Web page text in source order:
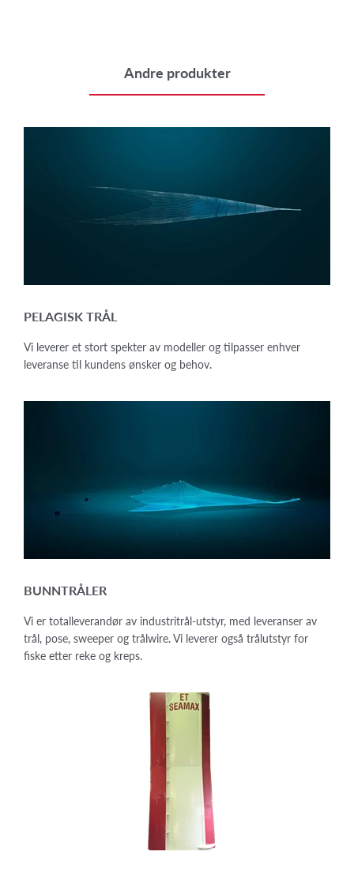
Andre produkter
PELAGISK TRÅL
Vi leverer et stort spekter av modeller og tilpasser enhver
leveranse til kundens ønsker og behov.
BUNNTRÅLER
Vi er totalleverandør av industritrål-utstyr, med leveranser av
trål, pose, sweeper og trålwire. Vi leverer også trålutstyr for
fiske etter reke og kreps.